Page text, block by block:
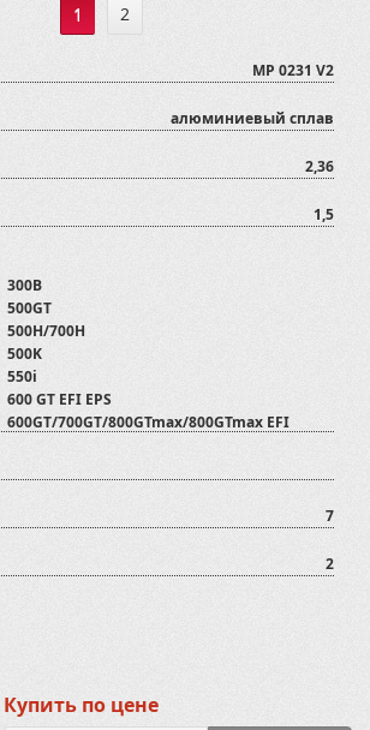
1 2
MP 0231 V2
алюминиевый сплав
2,36
1,5
300B
500GT
500H/700H
500K
550i
600 GT EFI EPS
600GT/700GT/800GTmax/800GTmax EFI
ATV600U
BLADE 1000 LTX EPS
BLADE 1000 LTX EPS 2022-
7
2
Купить по цене